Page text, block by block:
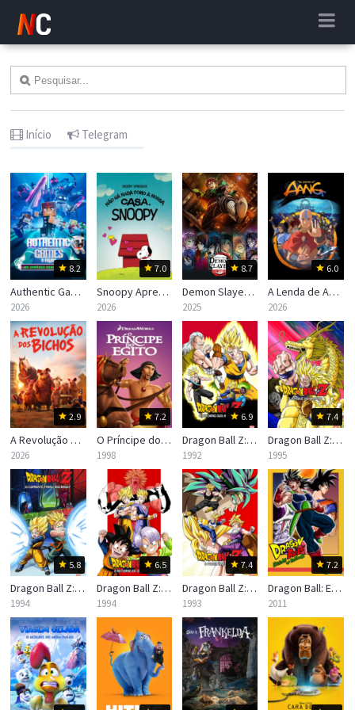
Início Telegram
8.2
Authentic Games: No Império Desconectado
2026
7.0
Snoopy Apresenta – Não Há Nada Como a Nossa Casa, Snoopy
2026
8.7
Demon Slayer: Kimetsu no Yaiba – Castelo Infinito
2025
6.0
A Lenda de Aang: O Último Mestre do Ar
2026
2.9
A Revolução dos Bichos
2026
7.2
O Príncipe do Egito
1998
6.9
Dragon Ball Z: O Retorno dos Andróides
1992
7.4
Dragon Ball Z: O Ataque do Dragão
1995
5.8
Dragon Ball Z: O Combate Final, Bio-Broly
1994
6.5
Dragon Ball Z: O Retorno do Guerreiro Lendário
1994
7.4
Dragon Ball Z: O Poder Invencível
1993
7.2
Dragon Ball: Episódio de Bardock
2011